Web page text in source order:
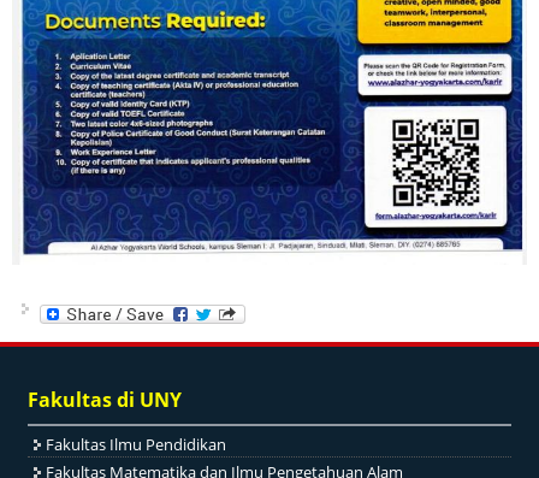
Fakultas di UNY
Fakultas Ilmu Pendidikan
Fakultas Matematika dan Ilmu Pengetahuan Alam